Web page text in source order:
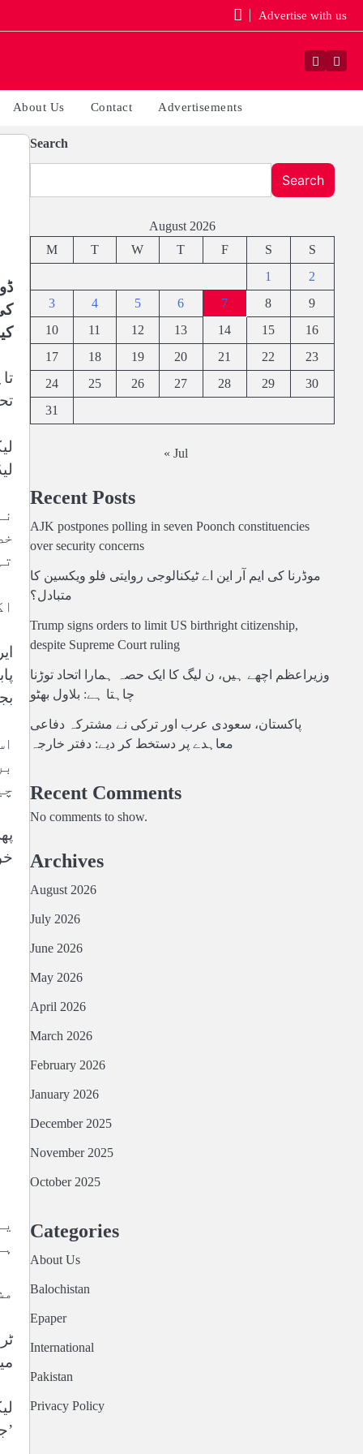
Advertise with us
Facebook
About Us Contact Advertisements
Search
Search
August 2026
M
T W T F S
S
1
2
3
4 5 6 7 8
9
10
11 12 13 14 15
16
17
18 19 20 21 22
23
24
25 26 27 28 29
30
31
« Jul
Recent Posts
AJK postpones polling in seven Poonch constituencies
over security concerns
موڈرنا کی ایم آر این اے ٹیکنالوجی روایتی فلو ویکسین کا
متبادل؟
Trump signs orders to limit US birthright citizenship,
despite Supreme Court ruling
وزیراعظم اچھے ہیں، ن لیگ کا ایک حصہ ہمارا اتحاد توڑنا
چاہتا ہے: بلاول بھٹو
پاکستان، سعودی عرب اور ترکی نے مشترکہ دفاعی
معاہدے پر دستخط کر دیے: دفتر خارجہ
Recent Comments
No comments to show.
Archives
August 2026
July 2026
June 2026
May 2026
April 2026
March 2026
February 2026
January 2026
December 2025
November 2025
October 2025
Categories
About Us
Balochistan
Epaper
International
Pakistan
Privacy Policy